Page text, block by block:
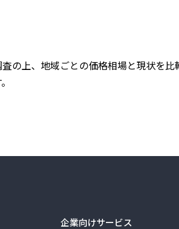
の上、地域ごとの価格相場と現状を
企業向けサービス